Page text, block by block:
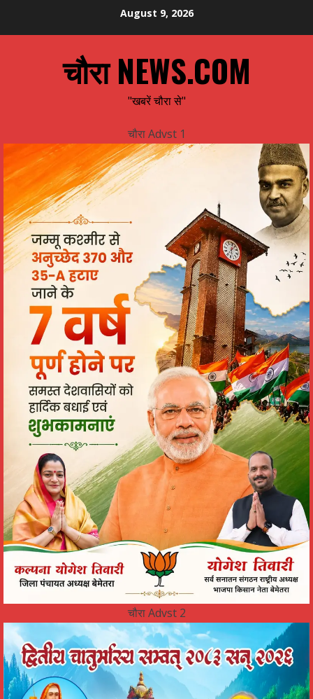
August 9, 2026
चौरा NEWS.COM
"खबरें चौरा से"
चौरा Advst 1
चौरा Advst 2